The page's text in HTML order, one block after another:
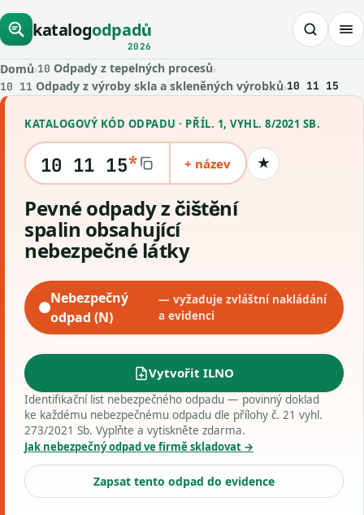
katalogodpadů
2026
Domů›10 Odpady z tepelných procesů›
10 11 Odpady z výroby skla a skleněných výrobků›10 11 15
KATALOGOVÝ KÓD ODPADU · PŘÍL. 1, VYHL. 8/2021 SB.
10 11 15* + název ★Uložit kód
Pevné odpady z čištění
spalin obsahující
nebezpečné látky
Nebezpečný
odpad (N)
— vyžaduje zvláštní nakládání
a evidenci
Vytvořit ILNO
Identifikační list nebezpečného odpadu — povinný doklad
ke každému nebezpečnému odpadu dle přílohy č. 21 vyhl.
273/2021 Sb. Vyplňte a vytiskněte zdarma.
Jak nebezpečný odpad ve firmě skladovat →
Zapsat tento odpad do evidence